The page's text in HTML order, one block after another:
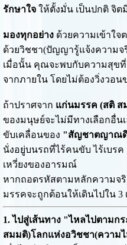
รักษาใจให้ตั้งมั่น เป็นปกติ จิต
มองทุกอย่างด้วยความเข้าใจ
ด้วยวิชชา(ปัญญารู้แจ้งความจ
เมื่อนั้น คุณจะพบกับความสุขที่
จากภายใน โดยไม่ต้องวิ่งวอ
ถ้าปราศจาก แก่นมรรค (สติ
ของมนุษย์จะไม่มีทางเลือกอื่น
ขับเคลื่อนของ "สัญชาตญาณดิ
นั่งอยู่บนรถที่ไร้คนขับ ไร้เบร
เหวี่ยงของอารมณ์
หากถอดรหัสตามหลักความจ
มรรคจะถูกต้อนให้เดินไปใน 3
1. ไปสู่เส้นทาง "ไหลไปตาม
สมมติ)โลกแห่งอวิชชา(ความ